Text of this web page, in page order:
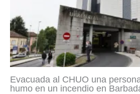
Evacuada al CHUO una
humo en un incendio en